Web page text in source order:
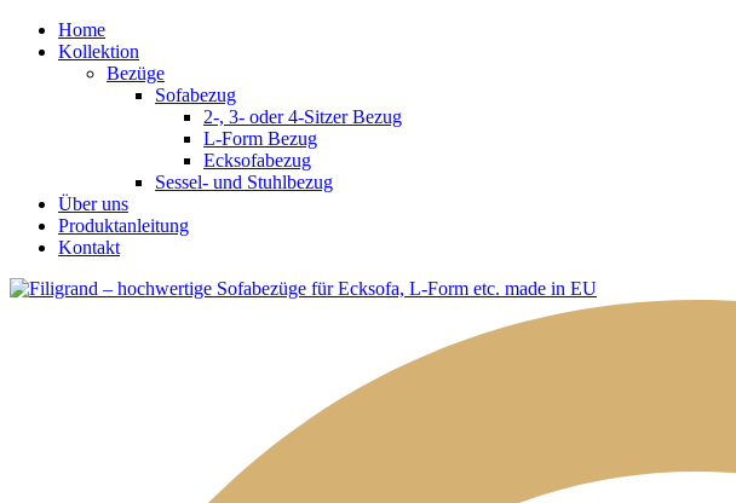
Home
Kollektion
Bezüge
Sofabezug
2-, 3- oder 4-Sitzer Bezug
L-Form Bezug
Ecksofabezug
Sessel- und Stuhlbezug
Über uns
Produktanleitung
Kontakt